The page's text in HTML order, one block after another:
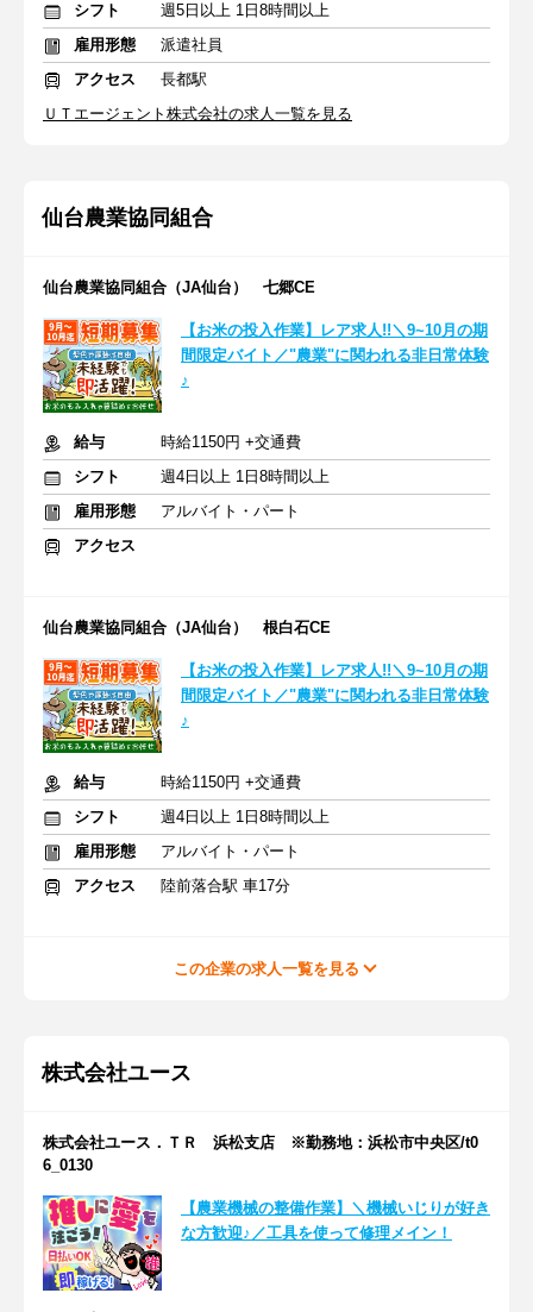
シフト
週5日以上 1日8時間以上
雇用形態
派遣社員
アクセス
長都駅
ＵＴエージェント株式会社の求人一覧を見る
仙台農業協同組合
仙台農業協同組合（JA仙台） 七郷CE
【お米の投入作業】レア求人!!＼9~10月の期
間限定バイト／"農業"に関われる非日常体験
♪
給与
時給1150円 +交通費
シフト
週4日以上 1日8時間以上
雇用形態
アルバイト・パート
アクセス
仙台農業協同組合（JA仙台） 根白石CE
【お米の投入作業】レア求人!!＼9~10月の期
間限定バイト／"農業"に関われる非日常体験
♪
給与
時給1150円 +交通費
シフト
週4日以上 1日8時間以上
雇用形態
アルバイト・パート
アクセス
陸前落合駅 車17分
この企業の求人一覧を見る
株式会社ユース
株式会社ユース．ＴＲ 浜松支店 ※勤務地：浜松市中央区/t0
6_0130
【農業機械の整備作業】＼機械いじりが好き
な方歓迎♪／工具を使って修理メイン！